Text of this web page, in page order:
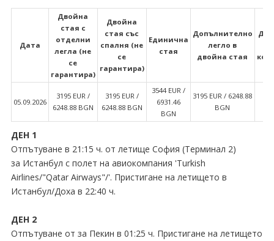
Дата
Двойна
стая с
отделни
легла (не
се
гарантира)
Двойна
стая със
спалня (не
се
гарантира)
Единична
стая
Допълнително
легло в
двойна стая
05.09.2026
3195 EUR ∕
6248.88 BGN
3195 EUR ∕
6248.88 BGN
3544 EUR ∕
6931.46
BGN
3195 EUR ∕ 6248.88
BGN
ДЕН 1
Отпътуване в 21:15 ч. от летище София (Терминал 2)
за Истанбул с полет на авиокомпания 'Turkish
Airlines∕"Qatar Airways"∕'. Пристигане на летището в
Истанбул∕Доха в 22:40 ч.
ДЕН 2
Отпътуване от за Пекин в 01:25 ч. Пристигане на летището